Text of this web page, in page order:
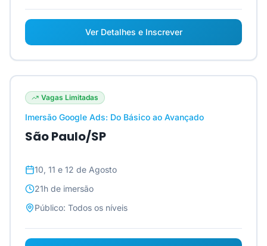
Ver Detalhes e Inscrever
Vagas Limitadas
Imersão Google Ads: Do Básico ao Avançado
São Paulo/SP
10, 11 e 12 de Agosto
21h de imersão
Público: Todos os níveis